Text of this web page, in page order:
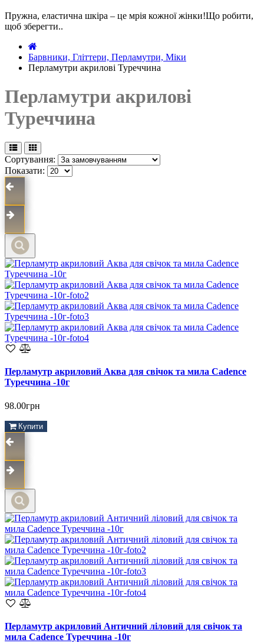
Пружна, еластична шкіра – це мрія кожної жінки!Що робити,
щоб зберегти..
Барвники, Гліттери, Перламутри, Міки
Перламутри акрилові Туреччина
Перламутри акрилові
Туреччина
Сортування:
Показати:
Перламутр акриловий Аква для свічок та мила Cadence
Туреччина -10г
98.00грн
Купити
Перламутр акриловий Античний ліловий для свічок та
мила Cadence Туреччина -10г